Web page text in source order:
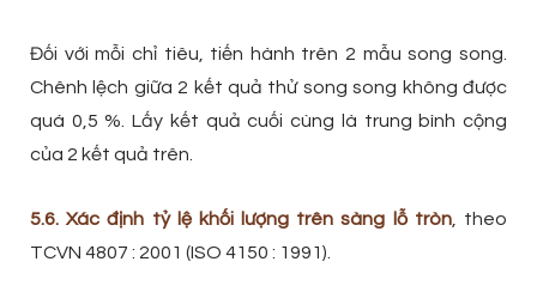
Đối với mỗi chỉ tiêu, tiến hành trên 2 mẫu song song.
Chênh lệch giữa 2 kết quả thử song song không được
quá 0,5 %. Lấy kết quả cuối cùng là trung bình cộng
của 2 kết quả trên.
5.6. Xác định tỷ lệ khối lượng trên sàng lỗ tròn, theo
TCVN 4807 : 2001 (ISO 4150 : 1991).